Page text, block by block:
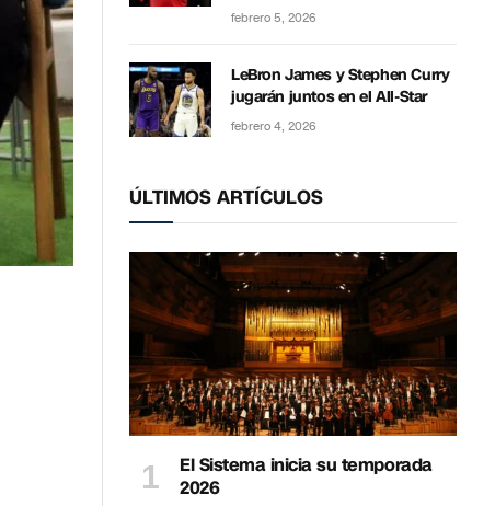
febrero 5, 2026
LeBron James y Stephen Curry
jugarán juntos en el All-Star
febrero 4, 2026
ÚLTIMOS ARTÍCULOS
El Sistema inicia su temporada
2026